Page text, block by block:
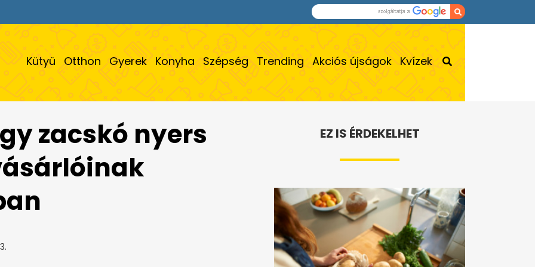
Kütyü Otthon Gyerek Konyha Szépség Trending Akciós újságok Kvízek
zacskó nyers
EZ IS ÉRDEKELHET